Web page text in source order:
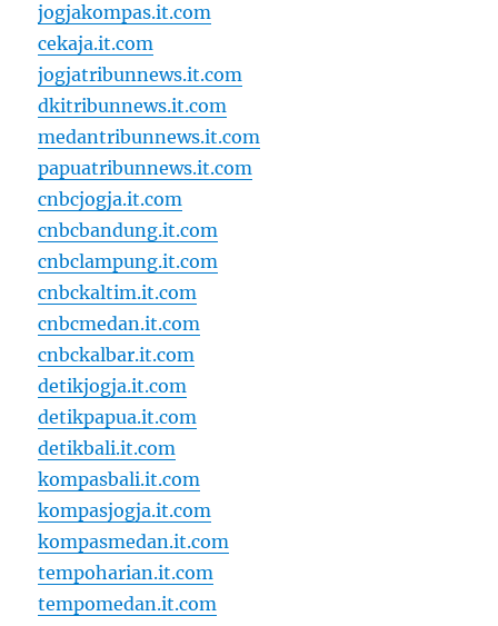
jogjakompas.it.com
cekaja.it.com
jogjatribunnews.it.com
dkitribunnews.it.com
medantribunnews.it.com
papuatribunnews.it.com
cnbcjogja.it.com
cnbcbandung.it.com
cnbclampung.it.com
cnbckaltim.it.com
cnbcmedan.it.com
cnbckalbar.it.com
detikjogja.it.com
detikpapua.it.com
detikbali.it.com
kompasbali.it.com
kompasjogja.it.com
kompasmedan.it.com
tempoharian.it.com
tempomedan.it.com